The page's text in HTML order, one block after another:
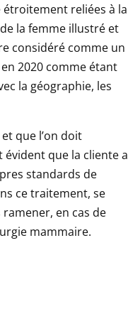
reliées à la
la femme illustré et
considéré comme un
2020 comme étant
la géographie, les
que l’on doit
évident que la cliente a
standards de
ce traitement, se
en cas de
mammaire.